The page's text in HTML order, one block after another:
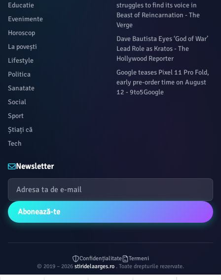
Educatie
Evenimente
Horoscop
La povești
Lifestyle
Politica
Sanatate
Social
Sport
Știați că
Tech
struggles to find its voice in
Beast of Reincarnation - The
Verge
Dave Bautista Eyes ‘God of War’
Lead Role as Kratos - The
Hollywood Reporter
Google teases Pixel 11 Pro Fold,
early pre-order time on August
12 - 9to5Google
Newsletter
Abonează-te
Confidențialitate
Termeni
© 2019 – 2026 stiridelaarges.ro . Toate drepturile rezervate.